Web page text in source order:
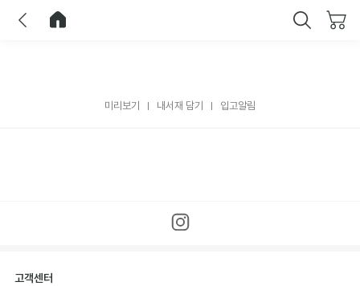
미리보기 내서재 담기 입고알림
고객센터